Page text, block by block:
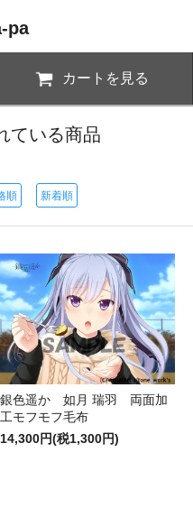
pa
カートを見る
ている商品
順 新着順
銀色遥か 如月 瑞羽 両面加
工モフモフ毛布
14,300円(税1,300円)